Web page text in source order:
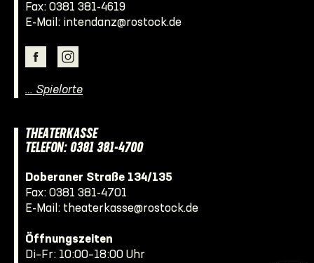
Fax: 0381 381-4619
E-Mail: intendanz@rostock.de
… Spielorte
THEATERKASSE
TELEFON: 0381 381-4700
Doberaner Straße 134/135
Fax: 0381 381-4701
E-Mail: theaterkasse@rostock.de
Öffnungszeiten
Di–Fr: 10:00–18:00 Uhr